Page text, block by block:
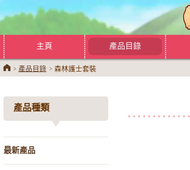
主頁 產品目錄
Home產品目錄 森林護士套裝
產品種類
最新產品